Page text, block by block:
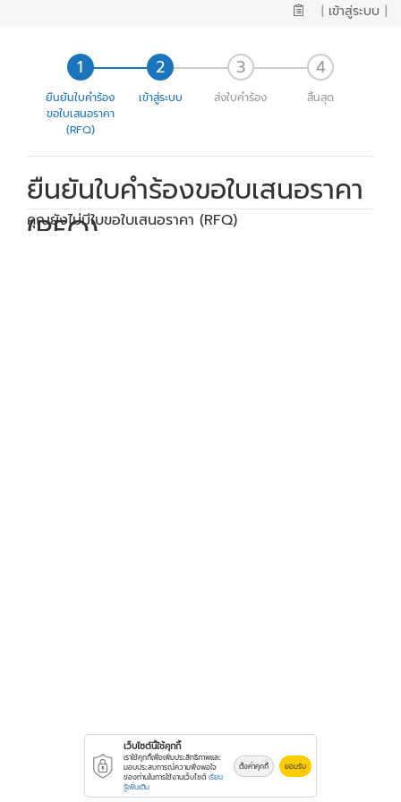
| เข้าสู่ระบบ |
ยืนยันใบคำร้อง
ขอใบเสนอราคา
(RFQ)
เข้าสู่ระบบ ส่งใบคำร้อง สิ้นสุด
ยืนยันใบคำร้องขอใบเสนอราคา
(RFQ)
คุณยังไม่มีใบขอใบเสนอราคา (RFQ)
เว็บไซต์นี้ใช้คุกกี้
เราใช้คุกกี้เพื่อเพิ่มประสิทธิภาพและ
มอบประสบการณ์ความพึงพอใจ
ของท่านในการใช้งานเว็บไซต์ เรียน
รู้เพิ่มเติม
ตั้งค่าคุกกี้ ยอมรับ